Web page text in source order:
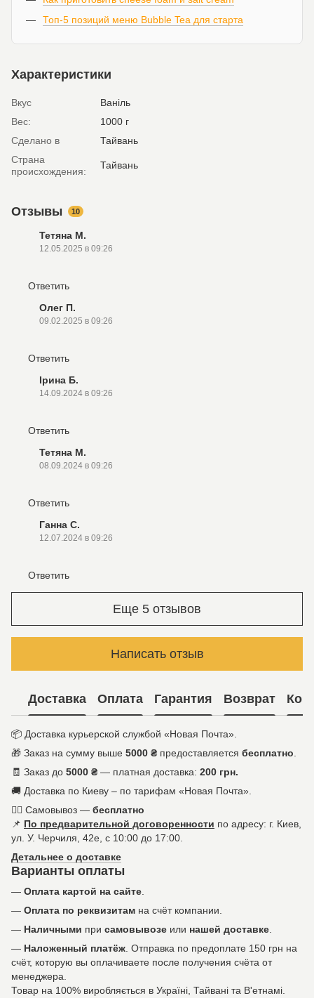
Топ-5 позиций меню Bubble Tea для старта
Характеристики
Вкус
Ваніль
Вес:
1000 г
Сделано в
Тайвань
Страна
происхождения:
Тайвань
Отзывы 10
Тетяна М.
12.05.2025 в 09:26
Ответить
Олег П.
09.02.2025 в 09:26
Ответить
Ірина Б.
14.09.2024 в 09:26
Ответить
Тетяна М.
08.09.2024 в 09:26
Ответить
Ганна С.
12.07.2024 в 09:26
Ответить
Еще 5 отзывов
Написать отзыв
Доставка Оплата Гарантия Возврат
📦 Доставка курьерской службой «Новая Почта».
🎁 Заказ на сумму выше 5000 ₴ предоставляется бесплатно
🧾 Заказ до 5000 ₴ — платная доставка: 200 грн.
🚚 Доставка по Киеву – по тарифам «Новая Почта».
🚶‍♀️ Самовывоз — бесплатно
📌 По предварительной договоренности по адресу: г. Киев,
ул. У. Черчиля, 42е, с 10:00 до 17:00.
Детальнее о доставке
Варианты оплаты
— Оплата картой на сайте.
— Оплата по реквизитам на счёт компании.
— Наличными при самовывозе или нашей доставке.
— Наложенный платёж. Отправка по предоплате 150 грн на
счёт, которую вы оплачиваете после получения счёта от
менеджера.
Товар на 100% виробляється в Україні, Тайвані та В'етнамі.